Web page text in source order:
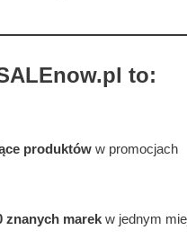
to:
produktów w promocjach
znanych marek w jednym